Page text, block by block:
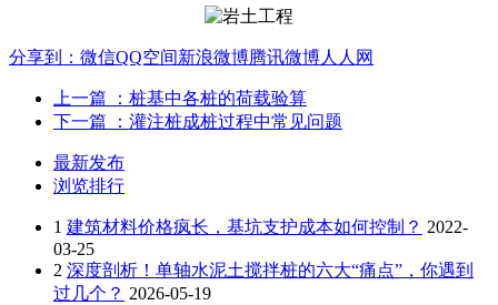
分享到： 微信QQ空间新浪微博腾讯微博人人网
上一篇
：桩基中各桩的荷载验算
下一篇
：灌注桩成桩过程中常见问题
最新发布
浏览排行
1 建筑材料价格疯长，基坑支护成本如何控制？ 2022-
03-25
2 深度剖析！单轴水泥土搅拌桩的六大“痛点”，你遇到
过几个？ 2026-05-19